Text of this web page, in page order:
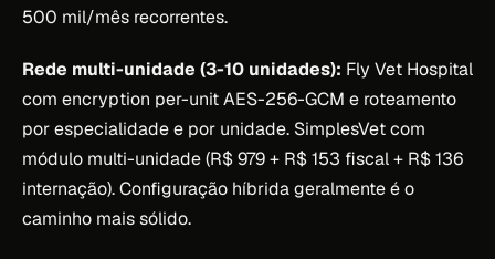
500 mil/mês recorrentes.
Rede multi-unidade (3-10 unidades): Fly Vet Hospital
com encryption per-unit AES-256-GCM e roteamento
por especialidade e por unidade. SimplesVet com
módulo multi-unidade (R$ 979 + R$ 153 fiscal + R$ 136
internação). Configuração híbrida geralmente é o
caminho mais sólido.